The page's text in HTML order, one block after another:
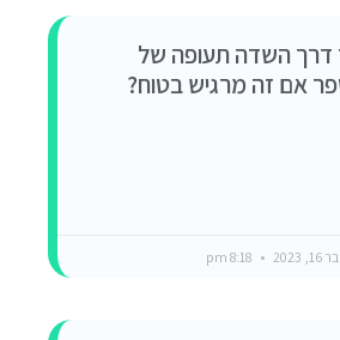
דרך השדה תעופה של
אם זה מרגיש בטוח?